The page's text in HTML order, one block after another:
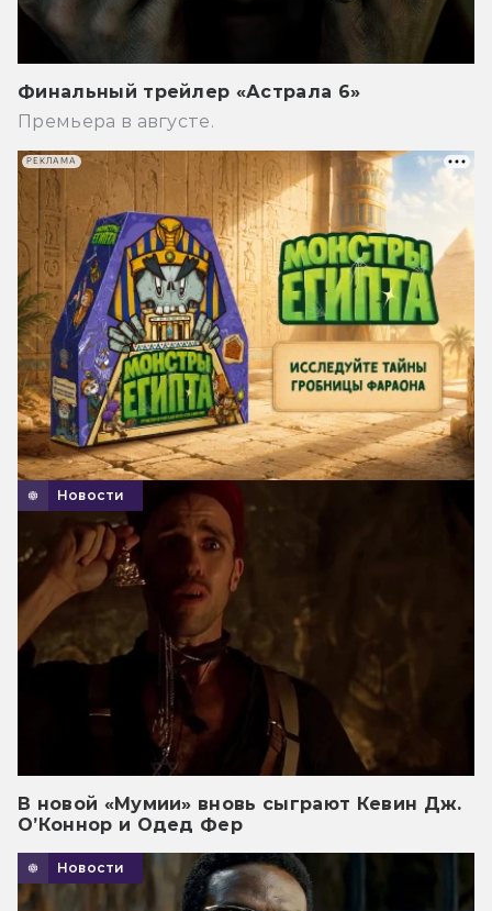
Финальный трейлер «Астрала 6»
Премьера в августе.
Новости
В новой «Мумии» вновь сыграют Кевин Дж.
О’Коннор и Одед Фер
Новости
РЕКЛАМА